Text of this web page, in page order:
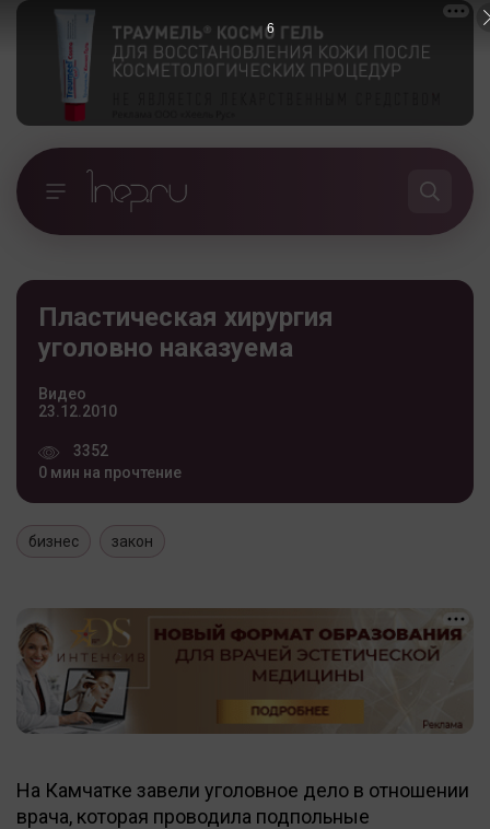
Пластическая хирургия
уголовно наказуема
Видео
23.12.2010
3352
0 мин на прочтение
бизнес закон
На Камчатке завели уголовное дело в отношении
врача, которая проводила подпольные
5